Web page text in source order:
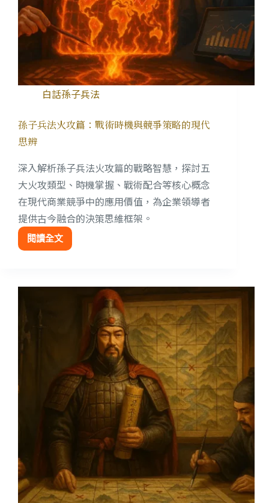
白話孫子兵法
孫子兵法火攻篇：戰術時機與競爭策略的現代
思辨
深入解析孫子兵法火攻篇的戰略智慧，探討五
大火攻類型、時機掌握、戰術配合等核心概念
在現代商業競爭中的應用價值，為企業領導者
提供古今融合的決策思維框架。
閱讀全文